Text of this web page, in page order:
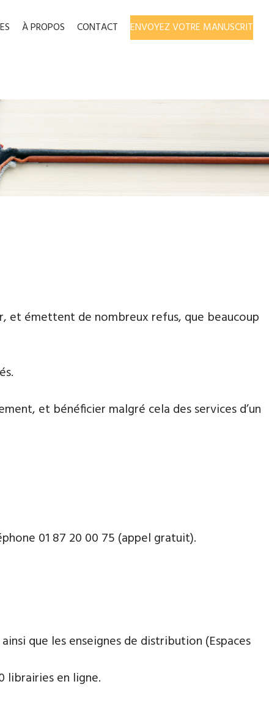
À PROPOS CONTACT ENVOYEZ VOTRE MANUSCRIT
et émettent de nombreux refus, que beaucoup
et bénéficier malgré cela des services d’un
​​0​1 87 20 00 75 (appel gratuit).
que les enseignes de distribution (Espaces
librairies en ligne.